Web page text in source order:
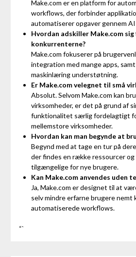
Make.com er en platform for
workflows, der forbinder
automatiserer opgaver gennem
Hvordan adskiller Make.com sig
konkurrenterne?
Make.com fokuserer på
integration med mange apps,
maskinlæring understøtning.
Er Make.com velegnet til små
Absolut. Selvom Make.com kan
virksomheder, er det på grund af
funktionalitet særlig fordelagtigt
mellemstore virksomheder.
Hvordan kan man begynde at
Begynd med at tage en tur på
der findes en række ressourcer og
tilgængelige for nye brugere.
Kan Make.com anvendes uden
Ja, Make.com er designet til at
selv mindre erfarne brugere nemt
automatiserede workflows.
“`